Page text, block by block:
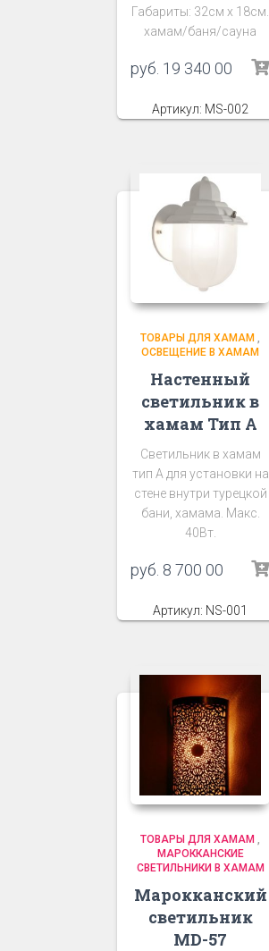
Габариты: 32см х 18см.
хамам/баня/сауна
руб. 19 340 00
Артикул: MS-002
ТОВАРЫ ДЛЯ ХАМАМ
ОСВЕЩЕНИЕ В ХАМАМ
Настенный
светильник в
хамам Тип А
Светильник в хамам
тип А для установки на
стене внутри турецкой
бани, хамама. Макс.
40Вт.
руб. 8 700 00
Артикул: NS-001
ТОВАРЫ ДЛЯ ХАМАМ
МАРОККАНСКИЕ
СВЕТИЛЬНИКИ В ХАМАМ
Марокканский
светильник
MD-57